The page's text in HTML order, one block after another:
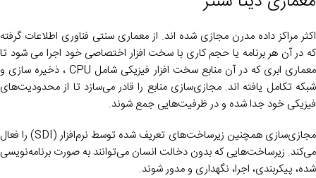
اکثر مراکز داده مدرن مجازی شده اند. از معماری سنتی فناوری اطلاعات گرفته
که در آن هر برنامه یا حجم کاری با سخت افزار اختصاصی خود اجرا می شود تا
معماری ابری که در آن منابع سخت افزار فیزیکی شامل CPU ، ذخیره سازی و
شبکه تکامل یافته اند. مجازی‌سازی منابع را قادر می‌سازد تا از محدودیت‌های
فیزیکی خود جدا شده و در ظرفیت‌هایی جمع شوند.
مجازی‌سازی همچنین زیرساخت‌های تعریف ‌شده توسط نرم‌افزار (SDI) را فعال
می‌کند. زیرساخت‌هایی که بدون دخالت انسان می‌توانند به صورت برنامه‌نویسی
شده، پیکربندی، اجرا، نگهداری و مدور شوند.